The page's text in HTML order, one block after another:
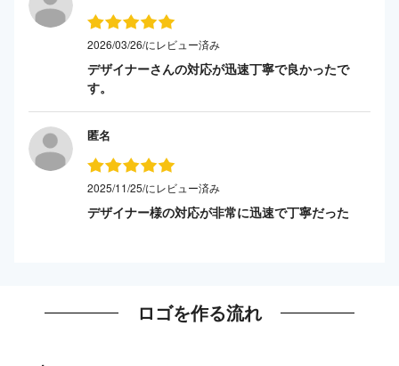
2026/03/26/にレビュー済み
デザイナーさんの対応が迅速丁寧で良かったで
す。
匿名
2025/11/25/にレビュー済み
デザイナー様の対応が非常に迅速で丁寧だった
ロゴを作る流れ